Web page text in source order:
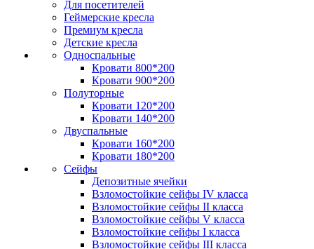
Для посетителей
Геймерские кресла
Премиум кресла
Детские кресла
Односпальные
Кровати 800*200
Кровати 900*200
Полуторные
Кровати 120*200
Кровати 140*200
Двуспальные
Кровати 160*200
Кровати 180*200
Сейфы
Депозитные ячейки
Взломостойкие сейфы IV класса
Взломостойкие сейфы II класса
Взломостойкие сейфы V класса
Взломостойкие сейфы I класса
Взломостойкие сейфы III класса